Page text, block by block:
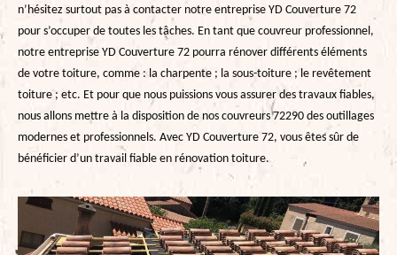
n’hésitez surtout pas à contacter notre entreprise YD Couverture 72
pour s’occuper de toutes les tâches. En tant que couvreur professionnel,
notre entreprise YD Couverture 72 pourra rénover différents éléments
de votre toiture, comme : la charpente ; la sous-toiture ; le revêtement
toiture ; etc. Et pour que nous puissions vous assurer des travaux fiables,
nous allons mettre à la disposition de nos couvreurs 72290 des outillages
modernes et professionnels. Avec YD Couverture 72, vous êtes sûr de
bénéficier d’un travail fiable en rénovation toiture.